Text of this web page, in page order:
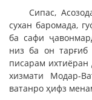
Сипас,
сухан баромада,
ба сафи
низ ба он
писарам ихтиёран
хизмати Модар-
ватанро ҳифз